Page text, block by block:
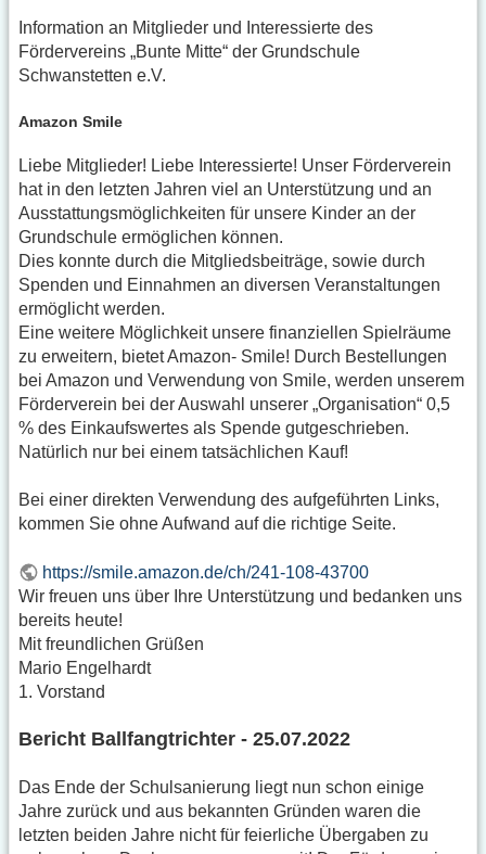
Information an Mitglieder und Interessierte des
Fördervereins „Bunte Mitte“ der Grundschule
Schwanstetten e.V.
Amazon Smile
Liebe Mitglieder! Liebe Interessierte! Unser Förderverein
hat in den letzten Jahren viel an Unterstützung und an
Ausstattungsmöglichkeiten für unsere Kinder an der
Grundschule ermöglichen können.
Dies konnte durch die Mitgliedsbeiträge, sowie durch
Spenden und Einnahmen an diversen Veranstaltungen
ermöglicht werden.
Eine weitere Möglichkeit unsere finanziellen Spielräume
zu erweitern, bietet Amazon- Smile! Durch Bestellungen
bei Amazon und Verwendung von Smile, werden unserem
Förderverein bei der Auswahl unserer „Organisation“ 0,5
% des Einkaufswertes als Spende gutgeschrieben.
Natürlich nur bei einem tatsächlichen Kauf!
Bei einer direkten Verwendung des aufgeführten Links,
kommen Sie ohne Aufwand auf die richtige Seite.
https://smile.amazon.de/ch/241-108-43700
Wir freuen uns über Ihre Unterstützung und bedanken uns
bereits heute!
Mit freundlichen Grüßen
Mario Engelhardt
1. Vorstand
Bericht Ballfangtrichter - 25.07.2022
Das Ende der Schulsanierung liegt nun schon einige
Jahre zurück und aus bekannten Gründen waren die
letzten beiden Jahre nicht für feierliche Übergaben zu